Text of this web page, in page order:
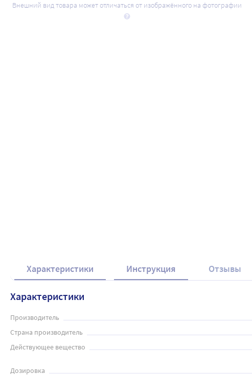
Внешний вид товара может отличаться от изображённого на фотографии
Характеристики Инструкция Отзывы
Характеристики
Производитель
Страна производитель
Действующее вещество
Дозировка